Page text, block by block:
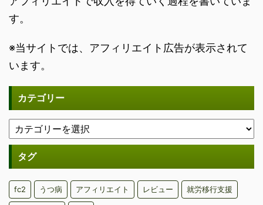
す。
※当サイトでは、アフィリエイト広告が表示されて
います。
カテゴリー
タグ
fc2 うつ病 アフィリエイト レビュー 就労移行支援